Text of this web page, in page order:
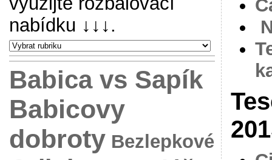
nabídku ↓↓↓.
Babica vs Sapík
Babicovy
dobroty Bezlepkové